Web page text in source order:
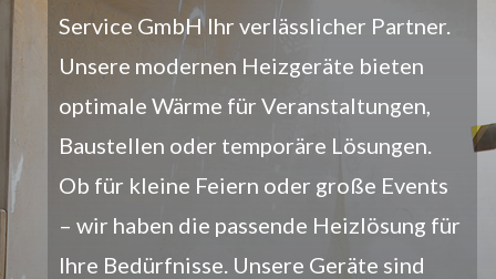
Service GmbH Ihr verlässlicher Partner.
Unsere modernen Heizgeräte bieten
optimale Wärme für Veranstaltungen,
Baustellen oder temporäre Lösungen.
Ob für kleine Feiern oder große Events
– wir haben die passende Heizlösung für
Ihre Bedürfnisse. Unsere Geräte sind